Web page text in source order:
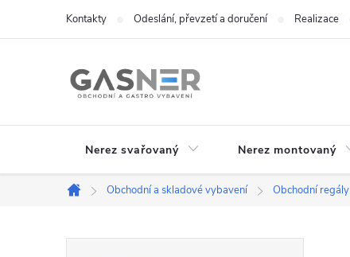
Kontakty Odeslání, převzetí a doručení Realizace
Nerez svařovaný Nerez montovaný
Domů
Obchodní a skladové vybavení Obchodní regály